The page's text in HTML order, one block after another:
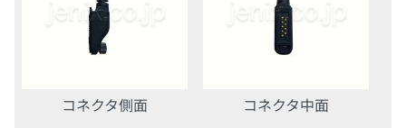
コネクタ側面 コネクタ中面